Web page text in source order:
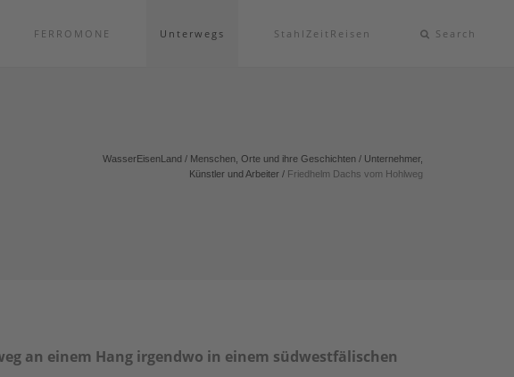
FERROMONE Unterwegs StahlZeitReisen Search
WasserEisenLand / Menschen, Orte und ihre Geschichten / Unternehmer,
Künstler und Arbeiter / Friedhelm Dachs vom Hohlweg
an einem Hang irgendwo in einem südwestfälischen